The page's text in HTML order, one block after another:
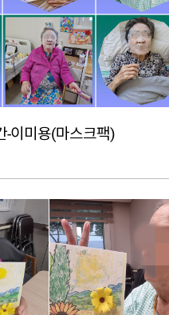
-이미용(마스크팩)